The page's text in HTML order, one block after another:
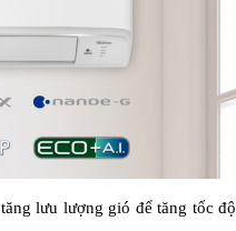
lưu lượng gió để tăng tốc độ